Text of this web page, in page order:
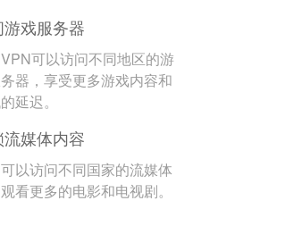
戏服务器
可以访问不同地区的游
器，享受更多游戏内容和
延迟。
媒体内容
以访问不同国家的流媒体
看更多的电影和电视剧。